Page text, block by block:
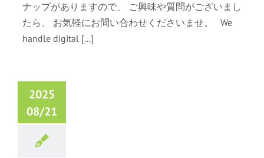
ナップがありますので、 ご興味や質問がございまし
たら、 お気軽にお問い合わせくださいませ。 We
handle digital [...]
2025
08/21